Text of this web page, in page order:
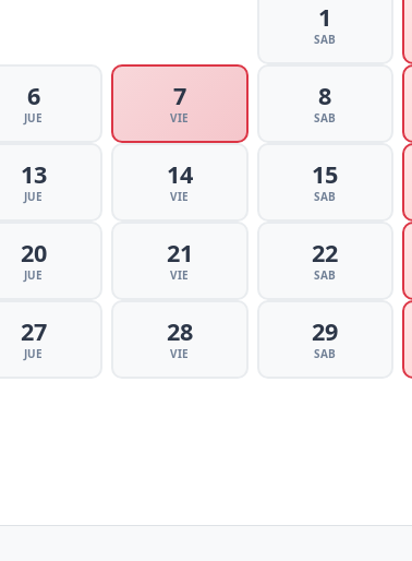
1
SAB
6
JUE
7
VIE
8
SAB
13
JUE
14
VIE
15
SAB
20
JUE
21
VIE
22
SAB
27
JUE
28
VIE
29
SAB